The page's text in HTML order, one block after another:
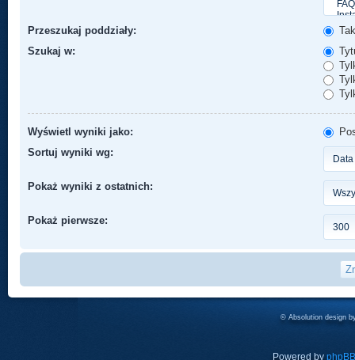
Przeszukaj poddziały:
Szukaj w:
Wyświetl wyniki jako:
Sortuj wyniki wg:
Pokaż wyniki z ostatnich:
Pokaż pierwsze:
© Absolution design
Powered by phpBB